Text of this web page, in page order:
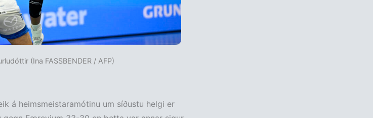
(Ina FASSBENDER / AFP)
á heimsmeistaramótinu um síðustu helgi er